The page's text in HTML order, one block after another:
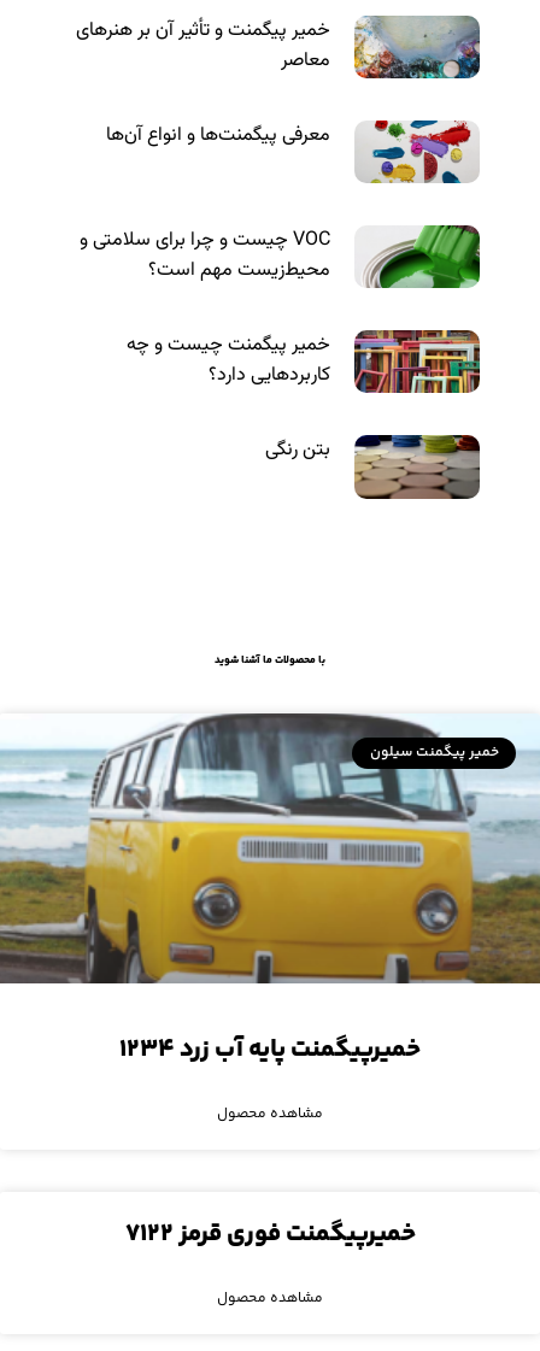
خمیر پیگمنت و تأثیر آن بر هنرهای
معاصر
معرفی پیگمنت‌ها و انواع آن‌ها
VOC چیست و چرا برای سلامتی و
محیط‌زیست مهم است؟
خمیر پیگمنت چیست و چه
کاربردهایی دارد؟
بتن رنگی
با محصولات ما آشنا شوید
خمیر پیگمنت سیلون
خمیرپیگمنت پایه آب زرد ۱۲۳۴
مشاهده محصول
خمیرپیگمنت فوری قرمز ۷۱۲۲
مشاهده محصول